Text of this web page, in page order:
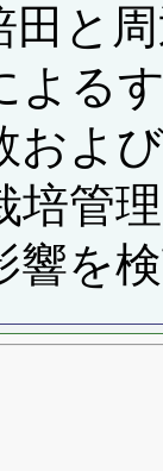
田と
よる
およ
培管
響を